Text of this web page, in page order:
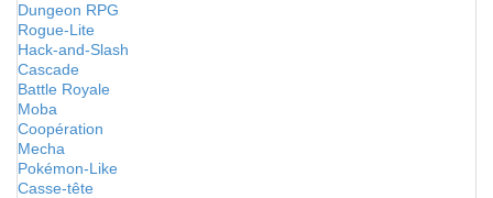
Dungeon RPG
Rogue-Lite
Hack-and-Slash
Cascade
Battle Royale
Moba
Coopération
Mecha
Pokémon-Like
Casse-tête